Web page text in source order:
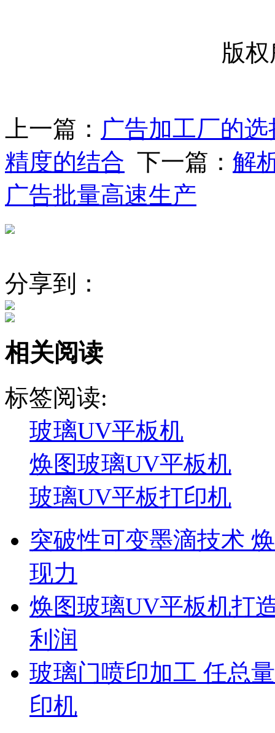
版
上一篇： 广告加工厂的
精度的结合 下一篇： 解
广告批量高速生产
分享到：
相关阅读
标签阅读:
玻璃UV平板机
焕图玻璃UV平板机
玻璃UV平板打印机
突破性可变墨滴技术
现力
焕图玻璃UV平板机打
利润
玻璃门喷印加工 任总
印机